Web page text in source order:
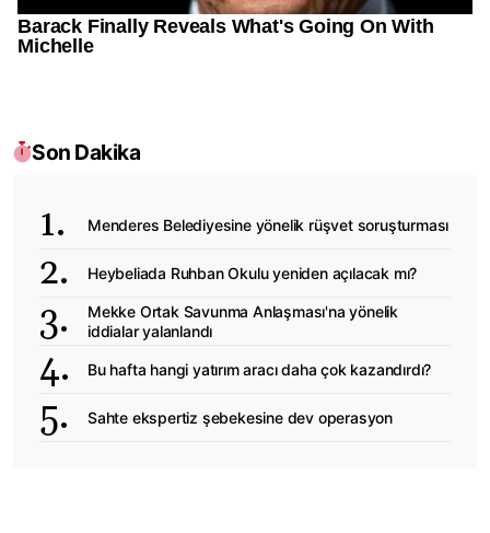
Son Dakika
Menderes Belediyesine yönelik rüşvet soruşturması
Heybeliada Ruhban Okulu yeniden açılacak mı?
Mekke Ortak Savunma Anlaşması'na yönelik
iddialar yalanlandı
Bu hafta hangi yatırım aracı daha çok kazandırdı?
Sahte ekspertiz şebekesine dev operasyon